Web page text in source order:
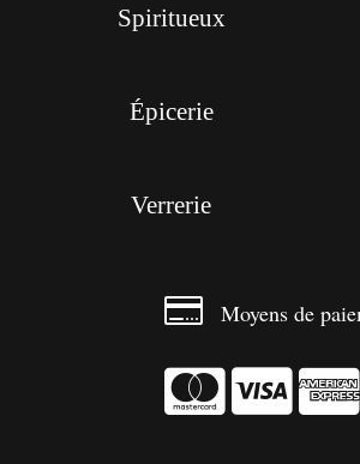
Spiritueux
Épicerie
Verrerie
 Moyens de
  